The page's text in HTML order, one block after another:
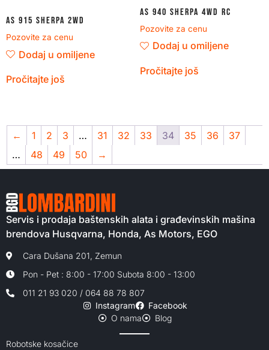
AS 915 Sherpa 2WD
Pozovite za cenu
Dodaj u omiljene
Pročitajte još
AS 940 Sherpa 4WD RC
Pozovite za cenu
Dodaj u omiljene
Pročitajte još
← 1 2 3 … 31 32 33 34 35 36
37
…
48 49 50 →
Servis i prodaja baštenskih alata i građevinskih mašina
brendova Husqvarna, Honda, As Motors, EGO
Cara Dušana 201, Zemun
Pon - Pet : 8:00 - 17:00 Subota 8:00 - 13:00
011 21 93 020 / 064 88 78 807
Instagram
Facebook
O nama
Blog
Robotske kosačice